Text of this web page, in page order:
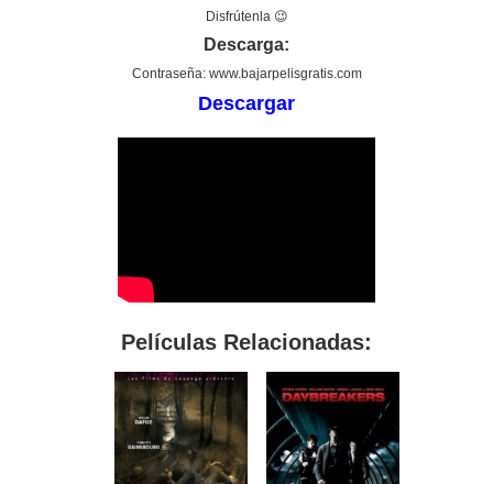
Disfrútenla 😉
Descarga:
Contraseña: www.bajarpelisgratis.com
Descargar
Películas Relacionadas: